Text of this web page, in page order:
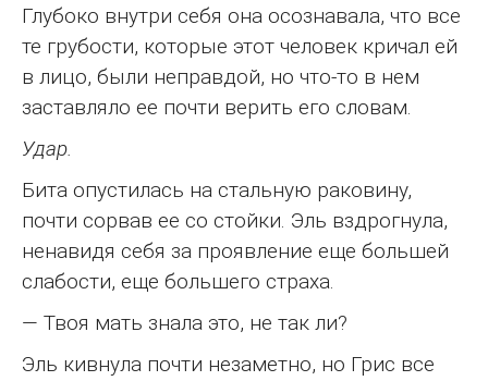
Глубоко внутри себя она осознавала, что все
те грубости, которые этот человек кричал ей
в лицо, были неправдой, но что-то в нем
заставляло ее почти верить его словам.
Удар.
Бита опустилась на стальную раковину,
почти сорвав ее со стойки. Эль вздрогнула,
ненавидя себя за проявление еще большей
слабости, еще большего страха.
— Твоя мать знала это, не так ли?
Эль кивнула почти незаметно, но Грис все